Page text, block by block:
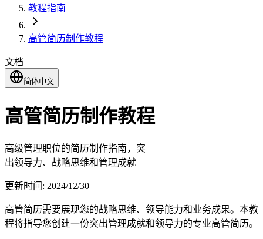
教程指南
高管简历制作教程
文档
简体中文
高管简历制作教程
高级管理职位的简历制作指南，突
出领导力、战略思维和管理成就
更新时间: 2024/12/30
高管简历需要展现您的战略思维、领导能力和业务成果。本教
程将指导您创建一份突出管理成就和领导力的专业高管简历。